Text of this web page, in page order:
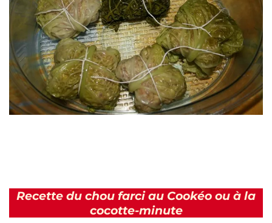
Recette du chou farci au Cookéo ou à la
cocotte-minute